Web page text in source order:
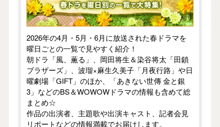
2026年の4月・5月・6月に放送された春ドラマを
曜日ごとの一覧で見やすく紹介！
朝ドラ「風、薫る」、岡田将生＆染谷将太「田鎖
ブラザーズ」、波瑠×麻生久美子「月夜行路」や日
曜劇場「GIFT」のほか、「あきない世傳 金と銀
3」などのBS＆WOWOWドラマの情報も含めて総
まとめ☆
作品の出演者、主題歌や出演キャスト、記者会見
リポートなどの情報満載でお届けします。